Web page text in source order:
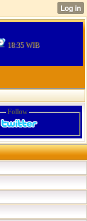
18:35 WIB
Follow